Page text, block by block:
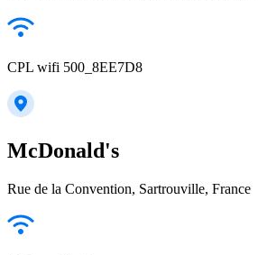
CPL wifi 500_8EE7D8
McDonald's
Rue de la Convention, Sartrouville, France